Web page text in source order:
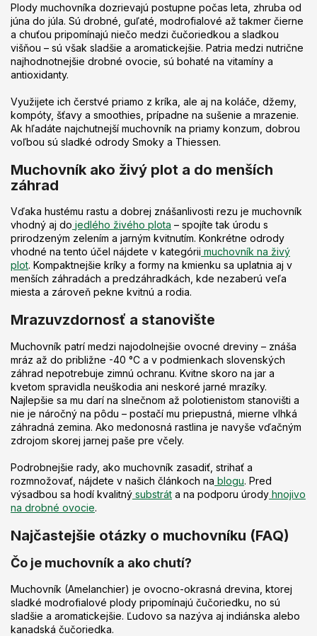
Plody muchovníka dozrievajú postupne počas leta, zhruba od
júna do júla. Sú drobné, guľaté, modrofialové až takmer čierne
a chuťou pripomínajú niečo medzi čučoriedkou a sladkou
višňou – sú však sladšie a aromatickejšie. Patria medzi nutrične
najhodnotnejšie drobné ovocie, sú bohaté na vitamíny a
antioxidanty.
Využijete ich čerstvé priamo z kríka, ale aj na koláče, džemy,
kompóty, šťavy a smoothies, prípadne na sušenie a mrazenie.
Ak hľadáte najchutnejší muchovník na priamy konzum, dobrou
voľbou sú sladké odrody Smoky a Thiessen.
Muchovník ako živý plot a do menších
záhrad
Vďaka hustému rastu a dobrej znášanlivosti rezu je muchovník
vhodný aj do jedlého živého plota – spojíte tak úrodu s
prirodzeným zelením a jarným kvitnutím. Konkrétne odrody
vhodné na tento účel nájdete v kategórii muchovník na živý
plot. Kompaktnejšie kríky a formy na kmienku sa uplatnia aj v
menších záhradách a predzáhradkách, kde nezaberú veľa
miesta a zároveň pekne kvitnú a rodia.
Mrazuvzdornosť a stanovište
Muchovník patrí medzi najodolnejšie ovocné dreviny – znáša
mráz až do približne -40 °C a v podmienkach slovenských
záhrad nepotrebuje zimnú ochranu. Kvitne skoro na jar a
kvetom spravidla neuškodia ani neskoré jarné mrazíky.
Najlepšie sa mu darí na slnečnom až polotienistom stanovišti a
nie je náročný na pôdu – postačí mu priepustná, mierne vlhká
záhradná zemina. Ako medonosná rastlina je navyše vďačným
zdrojom skorej jarnej paše pre včely.
Podrobnejšie rady, ako muchovník zasadiť, strihať a
rozmnožovať, nájdete v našich článkoch na blogu. Pred
výsadbou sa hodí kvalitný substrát a na podporu úrody hnojivo
na drobné ovocie.
Najčastejšie otázky o muchovníku (FAQ)
Čo je muchovník a ako chutí?
Muchovník (Amelanchier) je ovocno-okrasná drevina, ktorej
sladké modrofialové plody pripomínajú čučoriedku, no sú
sladšie a aromatickejšie. Ľudovo sa nazýva aj indiánska alebo
kanadská čučoriedka.